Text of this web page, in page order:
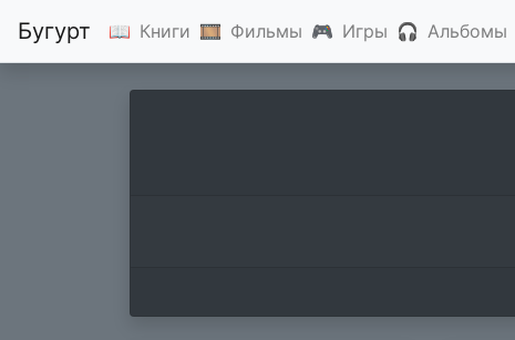
Бугурт 📖 Книги 🎞 Фильмы 🎮 Игры 🎧 Альбомы